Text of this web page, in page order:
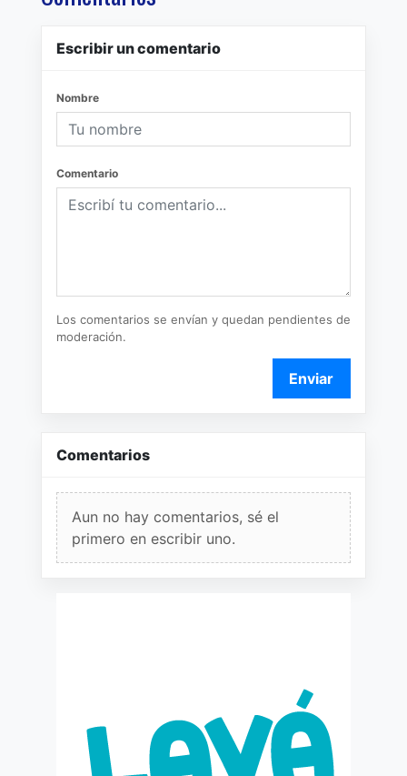
Escribir un comentario
Nombre
Comentario
Los comentarios se envían y quedan pendientes de
moderación.
Enviar
Comentarios
Aun no hay comentarios, sé el
primero en escribir uno.